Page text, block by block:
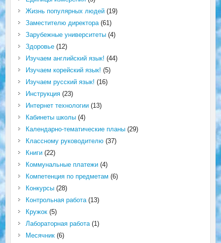
Жизнь популярных людей(19)
Заместителю директора(61)
Зарубежные университеты(4)
Здоровье(12)
Изучаем английский язык! (44)
Изучаем корейский язык! (5)
Изучаем русский язык! (16)
Инструкция(23)
Интернет технологии(13)
Кабинеты школы(4)
Календарно-тематические планы(29)
Классному руководителю(37)
Книги(22)
Коммунальные платежи(4)
Компетенция по предметам (6)
Конкурсы(28)
Контрольная работа(13)
Кружок(5)
Лабораторная работа(1)
Месячник(6)